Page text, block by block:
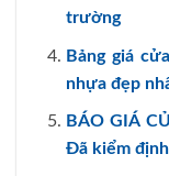
trường
Bảng giá
nhựa đẹp
BÁO GIÁ
Đã kiểm định